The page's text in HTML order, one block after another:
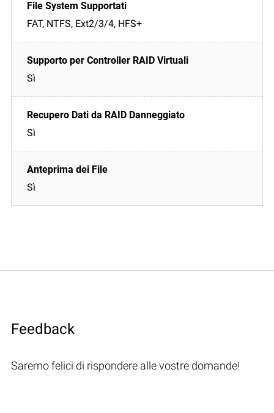
FAT, NTFS, Ext2/3/4, HFS+
Sì
Sì
Sì
Feedback
Saremo felici di rispondere alle vostre domande!